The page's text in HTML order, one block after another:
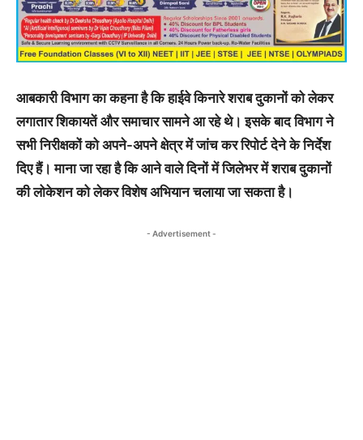
आबकारी विभाग का कहना है कि हाईवे किनारे शराब दुकानों को लेकर
लगातार शिकायतें और समाचार सामने आ रहे थे। इसके बाद विभाग ने
सभी निरीक्षकों को अपने-अपने क्षेत्र में जांच कर रिपोर्ट देने के निर्देश
दिए हैं। माना जा रहा है कि आने वाले दिनों में जिलेभर में शराब दुकानों
की लोकेशन को लेकर विशेष अभियान चलाया जा सकता है।
- Advertisement -